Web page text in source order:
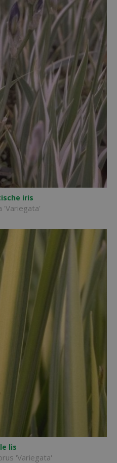
iris
'Variegata'
lis
'Variegata'